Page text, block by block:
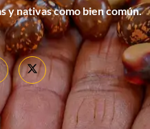
y nativas como bien común.